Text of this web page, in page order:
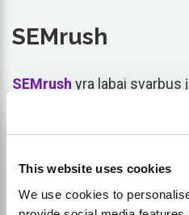
This website uses cookies
We use cookies to
SEMrush
SEMrush yra labai svarbus
raktinių žodžių poziciją
konkurentų raktažodžių
vietos
patvirtinantys
vienoje platformoje, nes tai